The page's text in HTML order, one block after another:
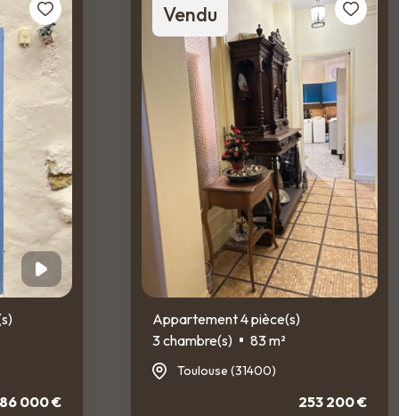
000 €
Vendu
Appartement 4 pièce(s)
3 chambre(s)
83 m²
Toulouse (31400)
253 200 €